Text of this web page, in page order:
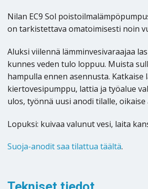
Nilan EC9 Sol
on tarkistettava omatoimisesti noin
Aluksi viilennä lämminvesivaraajaa
kunnes veden tulo loppuu. Muista
hampulla ennen asennusta.
kiertovesipumppu, lattia ja työalue
ulos, työnnä uusi anodi tilalle,
Lopuksi: kuivaa valunut vesi, laita
Suoja-anodit saa tilattua täältä.